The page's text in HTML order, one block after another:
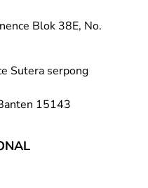
Blok 38E, No.
Sutera serpong
15143